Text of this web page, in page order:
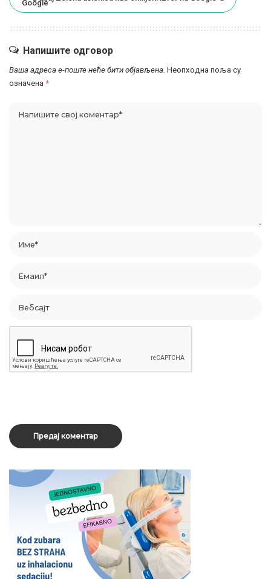
Напишите одговор
Ваша адреса е-поште неће бити објављена. Неопходна поља су
означена *